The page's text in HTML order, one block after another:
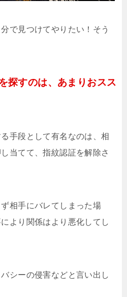
で見つけてやりたい！そう
探すのは、あまりおスス
手段として有名なのは、相
当てて、指紋認証を解除さ
相手にバレてしまった場
より関係はより悪化してし
シーの侵害などと言い出し